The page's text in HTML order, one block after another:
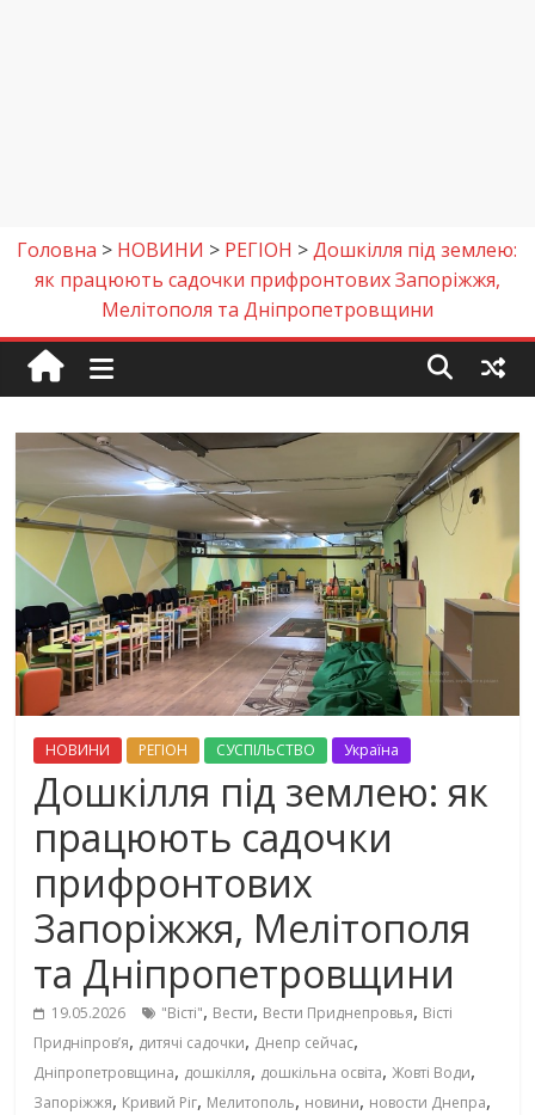
Головна > НОВИНИ > РЕГІОН >Дошкілля під землею:
як працюють садочки прифронтових Запоріжжя,
Мелітополя та Дніпропетровщини
НОВИНИ РЕГІОН СУСПІЛЬСТВО Україна
Дошкілля під землею: як
працюють садочки
прифронтових
Запоріжжя, Мелітополя
та Дніпропетровщини
19.05.2026 "Вісті", Вести, Вести Приднепровья, Вісті
Придніпровʼя, дитячі садочки, Днепр сейчас,
Дніпропетровщина, дошкілля, дошкільна освіта,Жовті Води,
Запоріжжя, Кривий Ріг, Мелитополь, новини, новости Днепра,